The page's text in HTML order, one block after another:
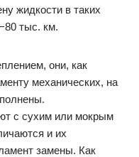
жидкости в таких
тыс. км.
они, как
механических, на
с сухим или мокрым
и их
замены. Как